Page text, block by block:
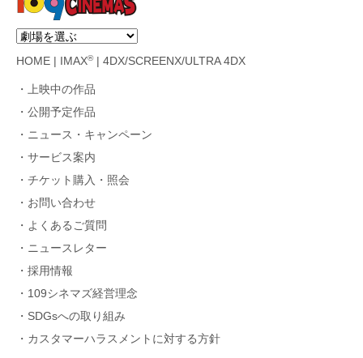
HOME IMAX®| 4DX/SCREENX/ULTRA 4DX
上映中の作品
公開予定作品
ニュース・キャンペーン
サービス案内
チケット購入・照会
お問い合わせ
よくあるご質問
ニュースレター
採用情報
109シネマズ経営理念
SDGsへの取り組み
カスタマーハラスメントに対する方針